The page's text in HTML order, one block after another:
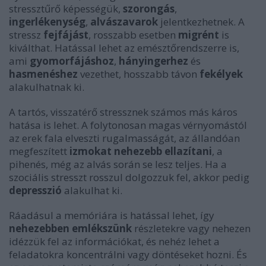
stressztűrő képességük, szorongás,
ingerlékenység, alvászavarok jelentkezhetnek. A
stressz fejfájást, rosszabb esetben migrént is
kiválthat. Hatással lehet az emésztőrendszerre is,
ami gyomorfájáshoz, hányingerhez és
hasmenéshez vezethet, hosszabb távon fekélyek
alakulhatnak ki.
A tartós, visszatérő stressznek számos más káros
hatása is lehet. A folytonosan magas vérnyomástól
az erek fala elveszti rugalmasságát, az állandóan
megfeszített izmokat nehezebb ellazítani, a
pihenés, még az alvás során se lesz teljes. Ha a
szociális stresszt rosszul dolgozzuk fel, akkor pedig
depresszió alakulhat ki.
Ráadásul a memóriára is hatással lehet, így
nehezebben emlékszünk részletekre vagy nehezen
idézzük fel az információkat, és nehéz lehet a
feladatokra koncentrálni vagy döntéseket hozni. És